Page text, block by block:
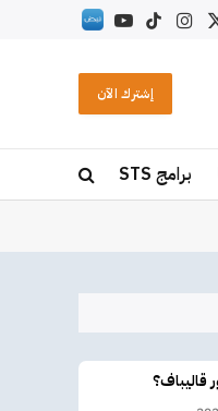
X
الانستغرام
تيكتوكيوتيوب
RSS
إشترك الآن
برامج STS
قاليباف؟